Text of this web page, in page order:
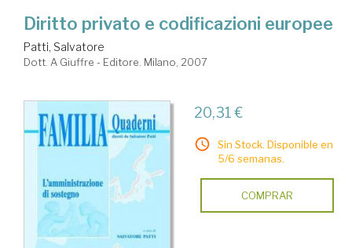
Diritto privato e codificazioni europee
Patti, Salvatore
Dott. A Giuffre - Editore. Milano, 2007
20,31 €
Sin Stock. Disponible en
5/6 semanas.
COMPRAR